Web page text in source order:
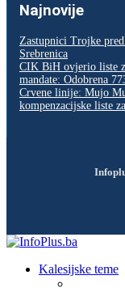
Najnovije
Zastupnici Trojke
Srebrenica
CIK BiH ovjerio liste
mandate: Odobrena
Crvene linije: Mujo
kompenzacijske liste
Kalesijske teme